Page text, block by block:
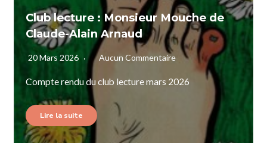
Club lecture : Monsieur Mouche de
Claude-Alain Arnaud
20 Mars 2026 Aucun Commentaire
Compte rendu du club lecture mars 2026
Lire la suite